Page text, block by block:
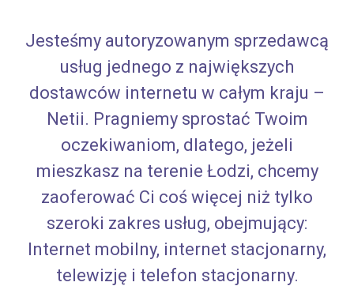
Jesteśmy autoryzowanym sprzedawcą
usług jednego z największych
dostawców internetu w całym kraju –
Netii. Pragniemy sprostać Twoim
oczekiwaniom, dlatego, jeżeli
mieszkasz na terenie Łodzi, chcemy
zaoferować Ci coś więcej niż tylko
szeroki zakres usług, obejmujący:
Internet mobilny, internet stacjonarny,
telewizję i telefon stacjonarny.